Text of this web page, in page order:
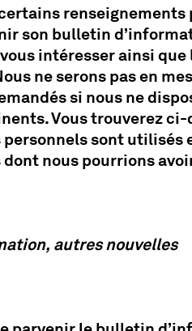
son bulletin
intéresser ainsi
ne serons pas en
si nous ne
Vous trouverez
sont utilisés
nous pourrions
autres nouvelles